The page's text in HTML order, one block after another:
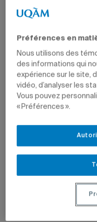
Préférences en
Nous utilisons des
des informations qui
expérience sur le site,
vidéo, d’analyser les
Vous pouvez
« Préférences ».